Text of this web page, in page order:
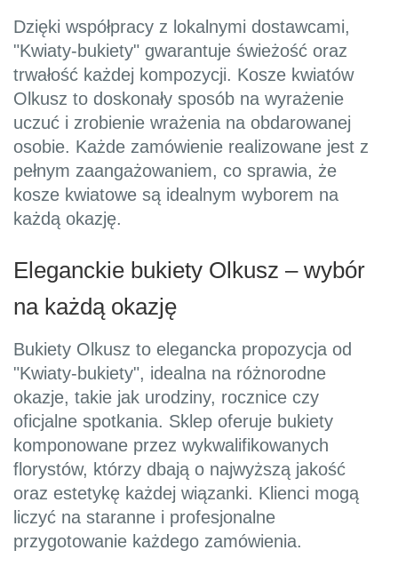
Dzięki współpracy z lokalnymi dostawcami,
"Kwiaty-bukiety" gwarantuje świeżość oraz
trwałość każdej kompozycji. Kosze kwiatów
Olkusz to doskonały sposób na wyrażenie
uczuć i zrobienie wrażenia na obdarowanej
osobie. Każde zamówienie realizowane jest z
pełnym zaangażowaniem, co sprawia, że
kosze kwiatowe są idealnym wyborem na
każdą okazję.
Eleganckie bukiety Olkusz – wybór
na każdą okazję
Bukiety Olkusz to elegancka propozycja od
"Kwiaty-bukiety", idealna na różnorodne
okazje, takie jak urodziny, rocznice czy
oficjalne spotkania. Sklep oferuje bukiety
komponowane przez wykwalifikowanych
florystów, którzy dbają o najwyższą jakość
oraz estetykę każdej wiązanki. Klienci mogą
liczyć na staranne i profesjonalne
przygotowanie każdego zamówienia.